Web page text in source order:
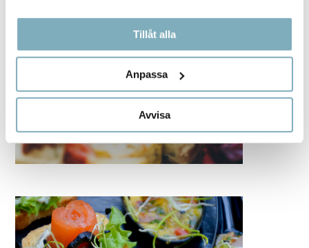
Tillåt alla
Anpassa
Avvisa